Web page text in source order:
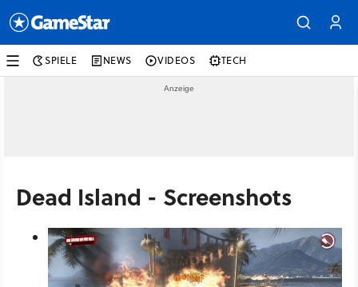
SPIELE NEWS VIDEOS TECH
Dead Island - Screenshots